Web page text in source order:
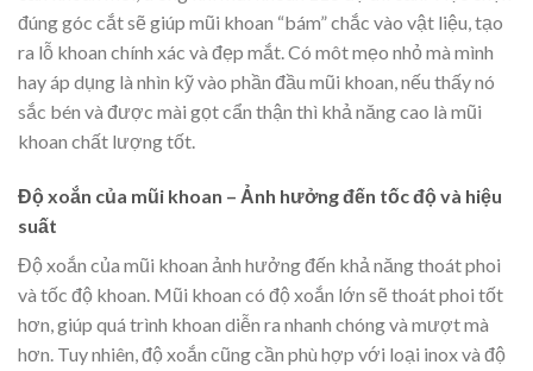
đúng góc cắt sẽ giúp mũi khoan “bám” chắc vào vật liệu, tạo
ra lỗ khoan chính xác và đẹp mắt. Có môt mẹo nhỏ mà mình
hay áp dụng là nhìn kỹ vào phần đầu mũi khoan, nếu thấy nó
sắc bén và được mài gọt cẩn thận thì khả năng cao là mũi
khoan chất lượng tốt.
Độ xoắn của mũi khoan – Ảnh hưởng đến tốc độ và hiệu
suất
Độ xoắn của mũi khoan ảnh hưởng đến khả năng thoát phoi
và tốc độ khoan. Mũi khoan có độ xoắn lớn sẽ thoát phoi tốt
hơn, giúp quá trình khoan diễn ra nhanh chóng và mượt mà
hơn. Tuy nhiên, độ xoắn cũng cần phù hợp với loại inox và độ